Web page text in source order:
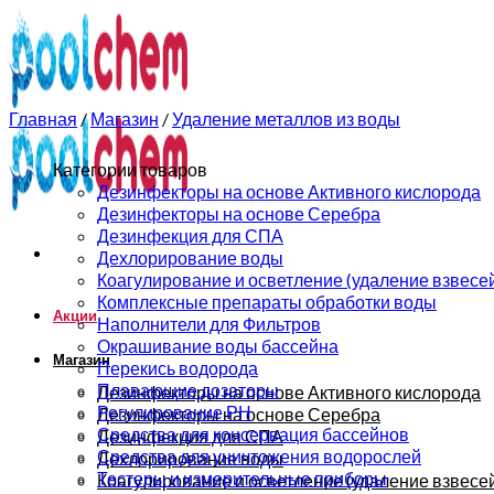
Акции
Магазин
Дезинфекторы на основе Активного кислорода
Дезинфекторы на основе Серебра
Дезинфекция для СПА
Дехлорирование воды
Коагулирование и осветление (удаление
Главная / Магазин /Удаление металлов из воды
Категории товаров
Дезинфекторы на основе Активного кислорода
Дезинфекторы на основе Серебра
Дезинфекция для СПА
Дехлорирование воды
Коагулирование и осветление (удаление
Комплексные препараты обработки воды
Наполнители для Фильтров
Окрашивание воды бассейна
Перекись водорода
Плавающие дозаторы
Регулирование РН
Средства для консервация бассейнов
Средства для уничтожения водорослей
Тестеры и измерительные приборы